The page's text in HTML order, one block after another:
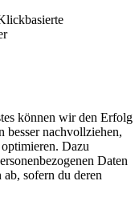
können wir den Erfolg
besser nachvollziehen,
Dazu
Daten
sofern du deren